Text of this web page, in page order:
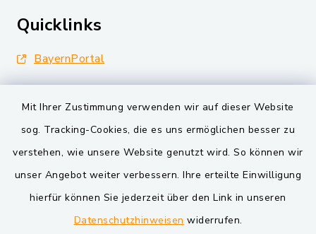
Mit Ihrer Zustimmung verwenden wir auf dieser Website
sog. Tracking-Cookies, die es uns ermöglichen besser zu
verstehen, wie unsere Website genutzt wird. So können wir
unser Angebot weiter verbessern. Ihre erteilte Einwilligung
hierfür können Sie jederzeit über den Link in unseren
Datenschutzhinweisen widerrufen.
Quicklinks
BayernPortal
Landkreis Schwandorf
VG und Gemeinden
Markt Schwarzenfeld
Gemeinde Schwarzach bei Nabburg